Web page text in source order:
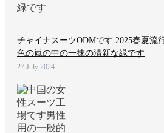
チャイナスーツODMです 2025春夏流
色の嵐の中の一抹の清新な緑です
27 July 2024